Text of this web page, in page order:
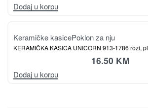
Keramičke kasice
KERAMIČKA KASICA MIKI I MINI MAUS 913-1792
21.00 KM
Dodaj u korpu